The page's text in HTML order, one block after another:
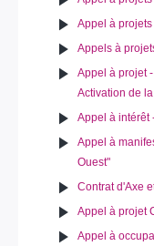
Appel à
Appels à
Appel à projet
Activation de
Appel à intérêt
Appel à
Ouest"
Contrat d'Axe
Appel à projet
Appel à